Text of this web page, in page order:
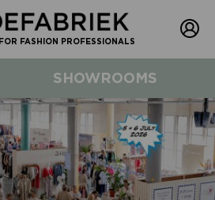
FASHION PROFESSIONALS
SHOWROOMS